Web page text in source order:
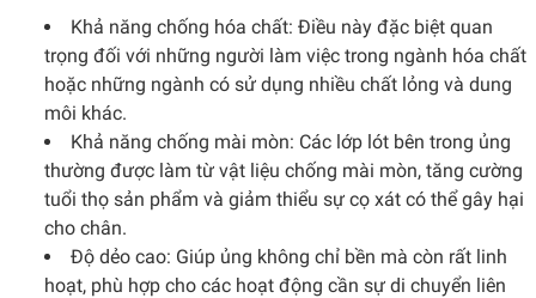
Khả năng chống hóa chất: Điều này đặc biệt quan
trọng đối với những người làm việc trong ngành hóa chất
hoặc những ngành có sử dụng nhiều chất lỏng và dung
môi khác.
Khả năng chống mài mòn: Các lớp lót bên trong ủng
thường được làm từ vật liệu chống mài mòn, tăng cường
tuổi thọ sản phẩm và giảm thiểu sự cọ xát có thể gây hại
cho chân.
Độ dẻo cao: Giúp ủng không chỉ bền mà còn rất linh
hoạt, phù hợp cho các hoạt động cần sự di chuyển liên